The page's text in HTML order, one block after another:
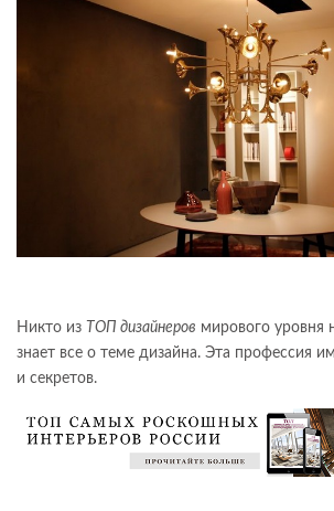
Никто из ТОП дизайнеров мирового уровня
знает все о теме дизайна. Эта профессия
и секретов.